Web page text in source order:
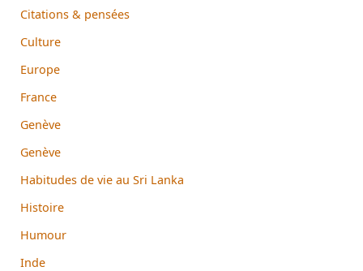
Citations & pensées
Culture
Europe
France
Genève
Genève
Habitudes de vie au Sri Lanka
Histoire
Humour
Inde